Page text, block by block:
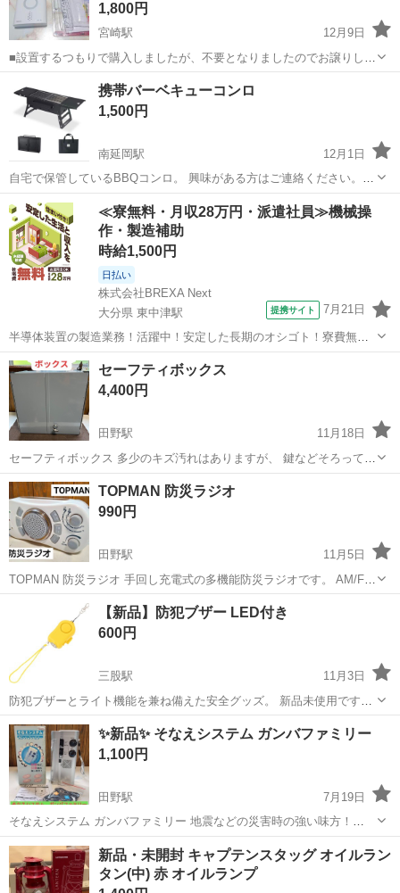
1,800円
宮崎駅
12月9日
■設置するつもりで購入しましたが、不要となりましたのでお譲りしま
す。 箱が開封して歪みなどありますが、取説他備品全て揃っていま
す。 未使用品です。 ■購入価格 2980円 ■事務所や店舗のセキュリティ
にもどうぞ。 ■...
宮崎市 宮崎駅 防災、セキュリティ
携帯バーベキューコンロ
1,500円
南延岡駅
12月1日
自宅で保管しているBBQコンロ。 興味がある方はご連絡ください。お
譲りします。
宮崎 延岡市 南延岡駅 防災、セキュリティ コンロ
≪寮無料・月収28万円・派遣社員≫機械操
作・製造補助
時給1,500円
日払い
株式会社BREXA Next
大分県 東中津駅
提携サイト 7月21日
半導体装置の製造業務！活躍中！安定した長期のオシゴト！寮費無料
★赴任旅費会社負担◎20代～40代の男性活躍中★未経験活躍中！高時
給1,500円！《大分県中津市》 人気の工場のお仕事 ◇半導体装置内部
のシート製造◇ ＊クリー...
大分 中津市 その他
セーフティボックス
4,400円
田野駅
11月18日
セーフティボックス 多少のキズ汚れはありますが、 鍵などそろってま
す☆ ⚫︎サイズ 約46.5×約28×高さ46㎝ 備考】 リサイクルショップ
LIFE to LIFE 宮崎県宮崎市高岡町浦之名2865-2にて、...
宮崎 宮崎市 防災、セキュリティ
TOPMAN 防災ラジオ
990円
田野駅
11月5日
TOPMAN 防災ラジオ 手回し充電式の多機能防災ラジオです。 AM/FM
ラジオ、LEDライト（トーチ、フラッシュ） サイレン機能を搭載して
います。 災害時やアウトドアでの使用に便利です。 単3形乾電池×3本
使用（別売）...
宮崎市 田野駅 防災、セキュリティ
【新品】防犯ブザー LED付き
600円
三股駅
11月3日
防犯ブザーとライト機能を兼ね備えた安全グッズ。 新品未使用です。
- 色: イエロー - サイズ: 85mm x 50mm - 機能: 防犯ブザー、ライト機
能付き - 素材: プラスチック - ストラップ: 付属のストラッ...
宮崎 北諸県郡 三股駅 防災、セキュリティ 防犯ブザー
✨新品✨ そなえシステム ガンバファミリー
1,100円
田野駅
7月19日
そなえシステム ガンバファミリー 地震などの災害時の強い味方！
【本体サイズ】 高さ…18.5㎝ 幅…8.8㎝ 奥行…4.8㎝ 質量…333g 単3
乾電池×3本使用（別売） 受信周波数 ⚫︎AM／535-1605KHz...
宮崎 宮崎市 田野駅 防災、セキュリティ ガンバ
新品・未開封 キャプテンスタッグ オイルラン
タン(中) 赤 オイルランプ